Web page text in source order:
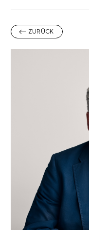
ZURÜCK